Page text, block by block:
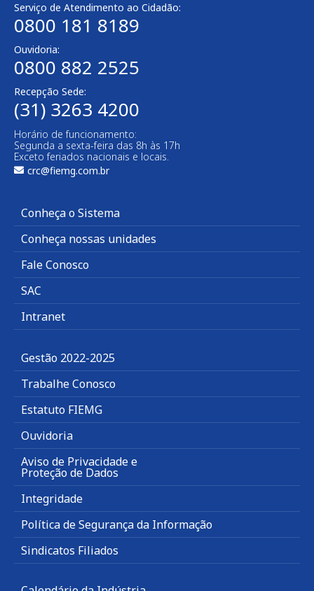
Serviço de Atendimento ao Cidadão:
0800 181 8189
Ouvidoria:
0800 882 2525
Recepção Sede:
(31) 3263 4200
Horário de funcionamento:
Segunda a sexta-feira das 8h às 17h
Exceto feriados nacionais e locais.
crc@fiemg.com.br
Conheça o Sistema
Conheça nossas unidades
Fale Conosco
SAC
Intranet
Gestão 2022-2025
Trabalhe Conosco
Estatuto FIEMG
Ouvidoria
Aviso de Privacidade e
Proteção de Dados
Integridade
Política de Segurança da Informação
Sindicatos Filiados